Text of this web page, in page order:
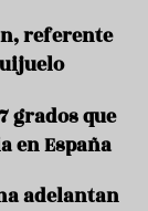
referente
grados que
en España
adelantan